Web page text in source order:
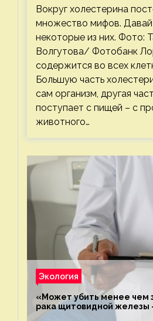
Вокруг холестерина
множество мифов.
некоторые из них. Фото:
Волгутова/ Фотобанк
содержится во всех
Большую часть
сам организм, другая
поступает с пищей – с
животного…
Экология
«Может убить менее чем
рака щитовидной железы
экологии на ECOportal